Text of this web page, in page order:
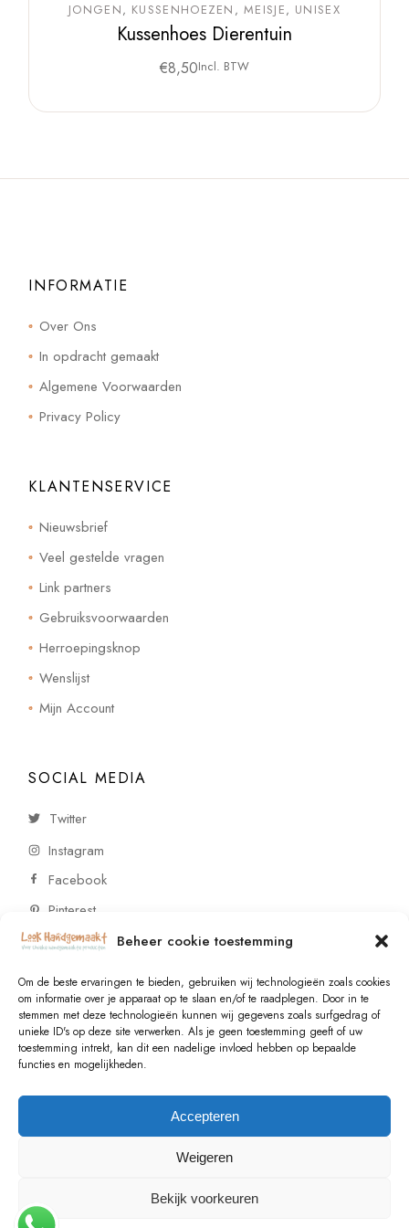
Beheer cookie toestemming
Om de beste ervaringen te bieden, gebruiken wij technologieën zoals cookies
om informatie over je apparaat op te slaan en/of te raadplegen. Door in te
stemmen met deze technologieën kunnen wij gegevens zoals surfgedrag of
unieke ID's op deze site verwerken. Als je geen toestemming geeft of uw
toestemming intrekt, kan dit een nadelige invloed hebben op bepaalde
functies en mogelijkheden.
Accepteren
Weigeren
Bekijk voorkeuren
JONGEN KUSSENHOEZEN MEISJE UNISEX
Kussenhoes Dierentuin
€8,50Incl. BTW
INFORMATIE
Over Ons
In opdracht gemaakt
Algemene Voorwaarden
Privacy Policy
KLANTENSERVICE
Nieuwsbrief
Veel gestelde vragen
Link partners
Gebruiksvoorwaarden
Herroepingsknop
Wenslijst
Mijn Account
SOCIAL MEDIA
Twitter
Instagram
Facebook
Pinterest
CONTACT
Vragen of wensen? Neem contact op!
+31 (0)6 229 021 29
© 2023 , All Rights Reserved